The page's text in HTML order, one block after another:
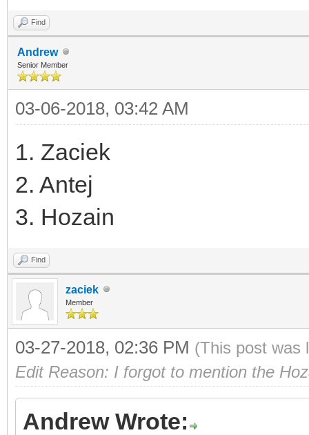
Find
Andrew
Senior Member
03-06-2018, 03:42 AM
1. Zaciek
2. Antej
3. Hozain
Find
zaciek
Member
03-27-2018, 02:36 PM (This post was
Edit Reason: I forgot to mention the
Andrew Wrote: